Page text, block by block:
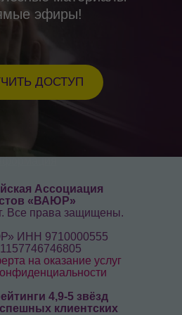
эфиры!
ДОСТУП
призыве на
предоставлении
воинской
исключительно
Мы защищаем всех
нарушения их прав,
федеральными
Ассоциация
«ВАЮР»
Все права защищены.
ИНН 9710000555
на оказание услуг
4,9-5 звёзд
клиентских